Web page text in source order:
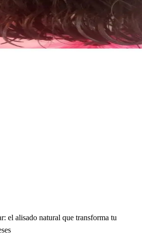
el alisado natural que transforma tu